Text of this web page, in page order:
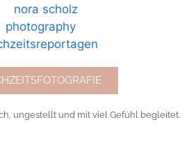
ungestellt und mit viel Gefühl begleitet.